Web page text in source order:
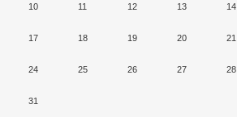
10 11 12 13 14
17 18 19 20 21
24 25 26 27 28
31